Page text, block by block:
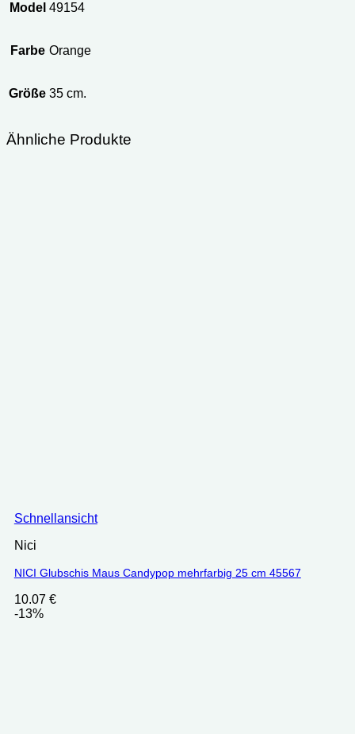
Model 49154
Farbe Orange
Größe 35 cm.
Ähnliche Produkte
Schnellansicht
Nici
NICI Glubschis Maus Candypop mehrfarbig 25 cm 45567
10.07 €
-13%